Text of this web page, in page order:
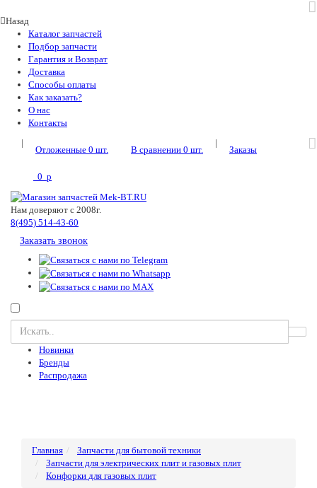
Назад
Каталог запчастей
Подбор запчасти
Гарантия и Возврат
Доставка
Способы оплаты
Как заказать?
О нас
Контакты
|
Отложенные 0 шт. В сравнении 0 шт.
|
Заказы
0 p
Нам доверяют с 2008г.
8(495) 514-43-60
Заказать звонок
Новинки
Бренды
Распродажа
Главная
Запчасти для бытовой техники
Запчасти для электрических плит и газовых плит
Конфорки для газовых плит